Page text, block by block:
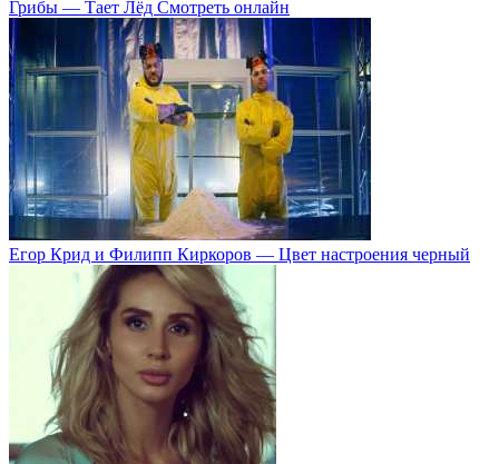
Грибы — Тает Лёд Смотреть онлайн
Егор Крид и Филипп Киркоров — Цвет настроения черный